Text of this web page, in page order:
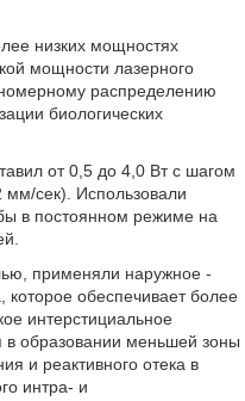
низких мощностях
мощности лазерного
распределению
биологических
от 0,5 до 4,0 Вт с шагом
мм/сек). Использовали
в постоянном режиме на
применяли наружное -
которое обеспечивает более
интерстициальное
в образовании меньшей зоны
и реактивного отека в
интра- и